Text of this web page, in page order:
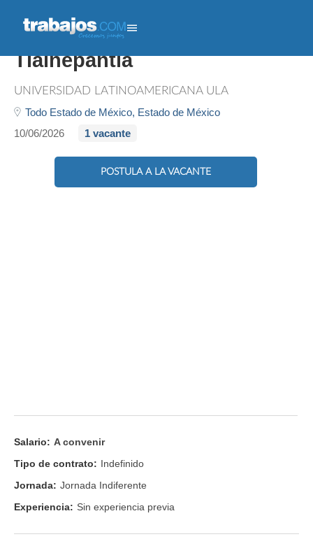
Recepcionista De Plantel -
Tlalnepantla
UNIVERSIDAD LATINOAMERICANA ULA
Todo Estado de México, Estado de México
10/06/2026
1 vacante
POSTULA A LA VACANTE
Salario: A convenir
Tipo de contrato: Indefinido
Jornada: Jornada Indiferente
Experiencia: Sin experiencia previa